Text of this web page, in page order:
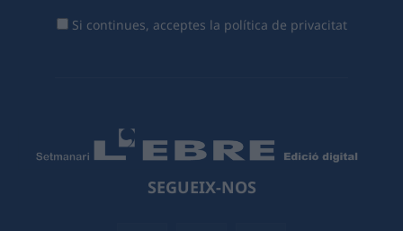
Si continues, acceptes la política de privacitat
SEGUEIX-NOS